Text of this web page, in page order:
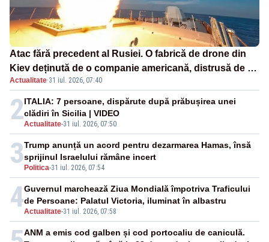
Atac fără precedent al Rusiei. O fabrică de drone din
Kiev deținută de o companie americană, distrusă de o
rachetă rusească
Actualitate·31 iul. 2026, 07:40
2Actualitate-31 iul. 2026, 07:50
ITALIA: 7 persoane, dispărute după prăbușirea unei
clădiri în Sicilia | VIDEO
3 Politica-31 iul. 2026, 07:54
Trump anunță un acord pentru dezarmarea Hamas, însă
sprijinul Israelului rămâne incert
4Actualitate-31 iul. 2026, 07:58
Guvernul marchează Ziua Mondială împotriva Traficului
de Persoane: Palatul Victoria, iluminat în albastru
ANM a emis cod galben și cod portocaliu de caniculă.